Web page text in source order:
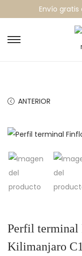
Envío
ANTERIOR
Perfil terminal
Kilimanjaro